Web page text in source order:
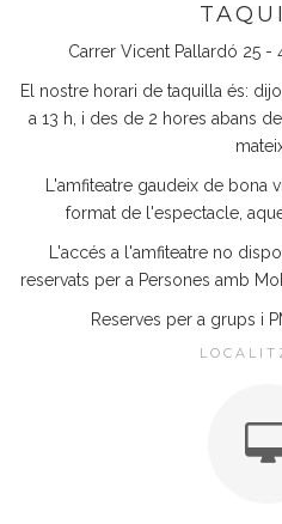
Carrer Vicent Pallardó 25 -
El nostre horari de taquilla és:
a 13 h, i des de 2 hores abans
L'amfiteatre gaudeix de bona
format de l'espectacle,
L'accés a l'amfiteatre no
reservats per a Persones amb
Reserves per a grups i